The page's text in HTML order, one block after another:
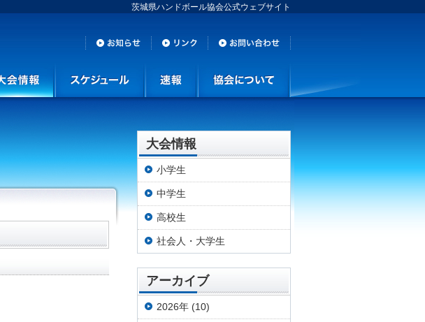
茨城県ハンドボール協会公式ウェブサイト
大会情報
小学生
中学生
高校生
社会人・大学生
アーカイブ
2026年 (10)